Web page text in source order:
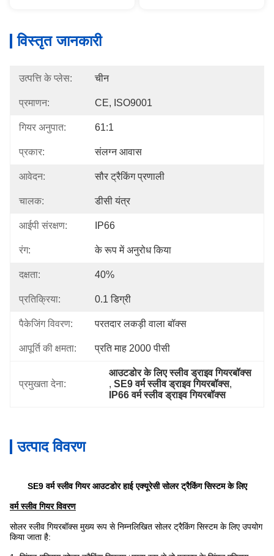
विस्तृत जानकारी
उत्पत्ति के प्लेस: चीन
प्रमाणन: CE, ISO9001
गियर अनुपात: 61:1
प्रकार: संलग्न आवास
आवेदन: सौर ट्रैकिंग प्रणाली
चालक: डीसी यंत्र
आईपी ​​​​संरक्षण: IP66
रंग: के रूप में अनुरोध किया
दक्षता: 40%
प्रतिक्रिया: 0.1 डिग्री
पैकेजिंग विवरण: परतदार लकड़ी वाला बॉक्स
आपूर्ति की क्षमता: प्रति माह 2000 पीसी
प्रमुखता देना:
आउटडोर के लिए स्लीव ड्राइव गियरबॉक्स
, SE9 वर्म स्लीव ड्राइव गियरबॉक्स,
IP66 वर्म स्लीव ड्राइव गियरबॉक्स
उत्पाद विवरण
SE9 वर्म स्लीव गियर आउटडोर हाई एक्यूरेसी सोलर ट्रैकिंग सिस्टम के लिए
वर्म स्लीव गियर विवरण
सोलर स्लीव गियरबॉक्स मुख्य रूप से निम्नलिखित सोलर ट्रैकिंग सिस्टम के लिए उपयोग
किया जाता है: